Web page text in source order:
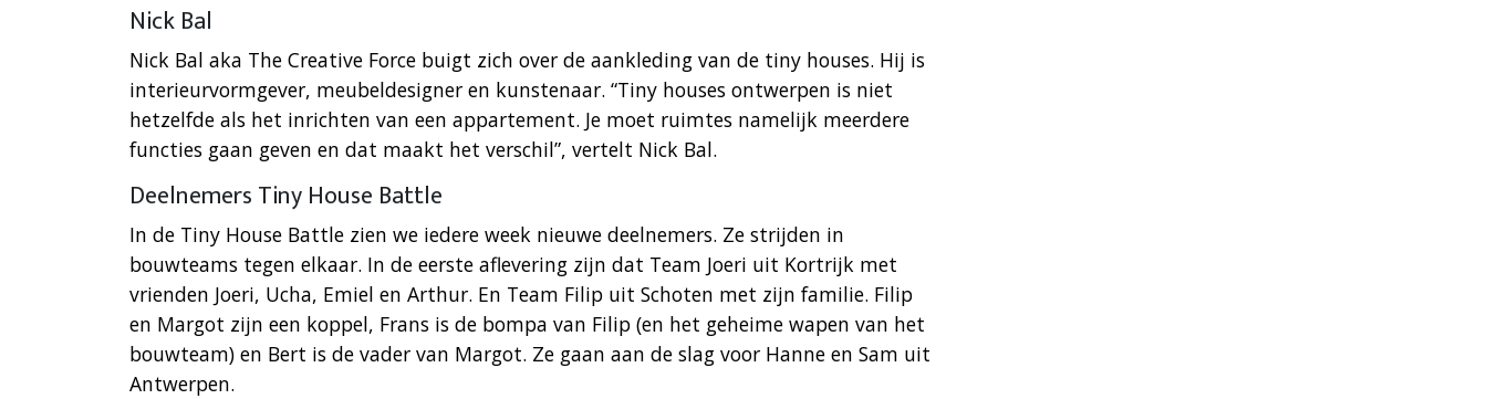
Nick Bal
Nick Bal aka The Creative Force buigt zich over de aankleding van de tiny houses. Hij is
interieurvormgever, meubeldesigner en kunstenaar. “Tiny houses ontwerpen is niet
hetzelfde als het inrichten van een appartement. Je moet ruimtes namelijk meerdere
functies gaan geven en dat maakt het verschil”, vertelt Nick Bal.
Deelnemers Tiny House Battle
In de Tiny House Battle zien we iedere week nieuwe deelnemers. Ze strijden in
bouwteams tegen elkaar. In de eerste aflevering zijn dat Team Joeri uit Kortrijk met
vrienden Joeri, Ucha, Emiel en Arthur. En Team Filip uit Schoten met zijn familie. Filip
en Margot zijn een koppel, Frans is de bompa van Filip (en het geheime wapen van het
bouwteam) en Bert is de vader van Margot. Ze gaan aan de slag voor Hanne en Sam uit
Antwerpen.